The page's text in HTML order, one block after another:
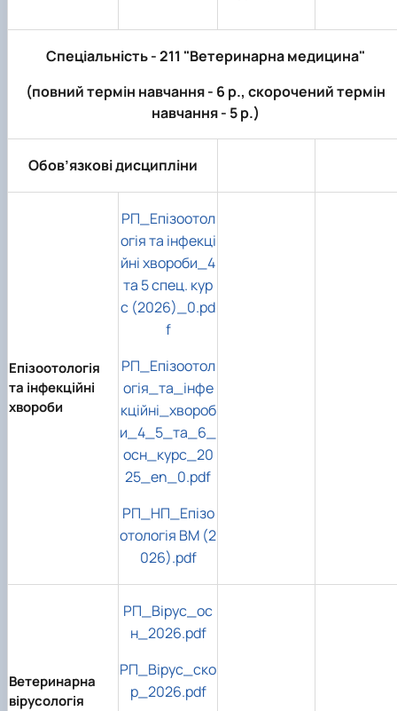
Звіти гуртка та публікації
Звіти гуртка та публікації
Спеціальність - 211 "Ветеринарна медицина"
(повний термін навчання - 6 р., скорочений термін
навчання - 5 р.)
Обов’язкові дисципліни
Епізоотологія
та інфекційні
хвороби
РП_Епізоотол
огія та інфекці
йні хвороби_4
та 5 спец. кур
с (2026)_0.pd
f
РП_Епізоотол
огія_та_інфе
кційні_хвороб
и_4_5_та_6_
осн_курс_20
25_en_0.pdf
РП_НП_Епізо
отологія ВМ (2
026).pdf
Ветеринарна
вірусологія
РП_Вірус_ос
н_2026.pdf
РП_Вірус_ско
р_2026.pdf